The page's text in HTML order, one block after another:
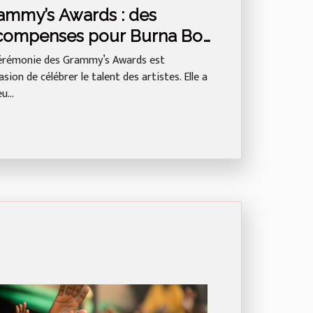
Awards : des
pour Burna Boy
des Grammy’s Awards est
de célébrer le talent des artistes. Elle a